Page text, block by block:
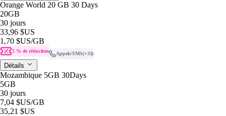
Orange World 20 GB 30 Days
20GB
30 jours
33,96 $US
1,70 $US/GB
5 % de réduction Appels/SMS(+33)
Détails
Mozambique 5GB 30Days
5GB
30 jours
7,04 $US/GB
35,21 $US